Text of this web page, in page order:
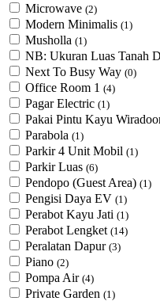
Microwave (2)
Modern Minimalis (1)
Musholla (1)
NB: Ukuran Luas Tanah
Next To Busy Way (0)
Office Room 1 (4)
Pagar Electric (1)
Pakai Pintu Kayu
Parabola (1)
Parkir 4 Unit Mobil (1)
Parkir Luas (6)
Pendopo (Guest Area) (1)
Pengisi Daya EV (1)
Perabot Kayu Jati (1)
Perabot Lengket (14)
Peralatan Dapur (3)
Piano (2)
Pompa Air (4)
Private Garden (1)